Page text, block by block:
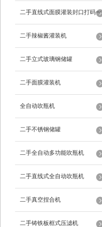
二手直线式面膜灌装封口打码一
体机
二手辣椒酱灌装机
二手立式玻璃钢储罐
二手面膜灌装机
全自动吹瓶机
二手不锈钢储罐
二手全自动多功能吹瓶机
二手直线式全自动吹瓶机
二手真空捏合机
二手铸铁板框式压滤机